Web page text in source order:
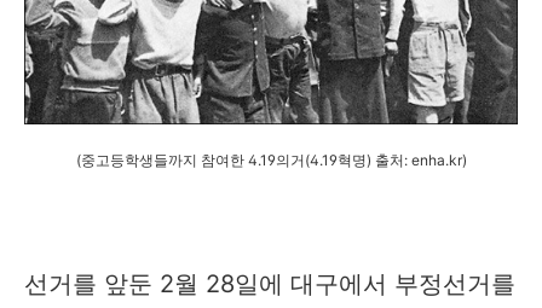
(중고등학생들까지 참여한 4.19의거(4.19혁명) 출처: enha.kr)
선거를 앞둔 2월 28일에 대구에서 부정선거를